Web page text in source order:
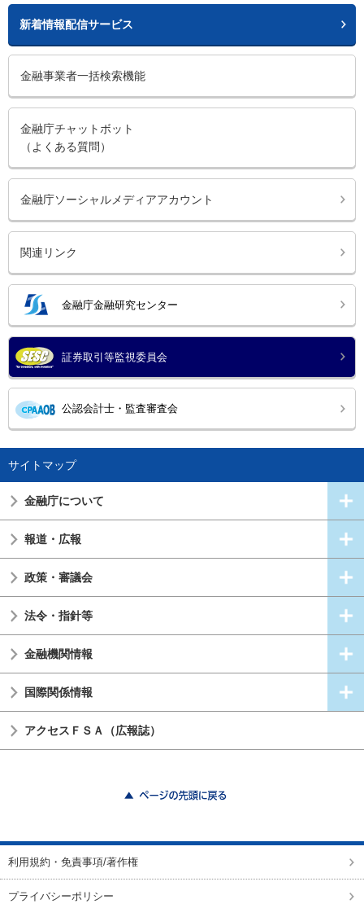
新着情報配信サービス
金融事業者一括検索機能
金融庁チャットボット
（よくある質問）
金融庁ソーシャルメディアアカウント
関連リンク
金融庁金融研究センター
証券取引等監視委員会
公認会計士・監査審査会
サイトマップ
金融庁について
報道・広報
政策・審議会
法令・指針等
金融機関情報
国際関係情報
アクセスＦＳＡ（広報誌）
利用規約・免責事項/著作権
プライバシーポリシー